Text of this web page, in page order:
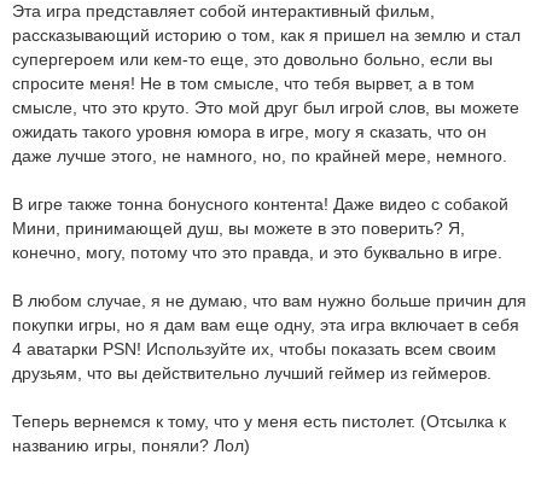
Эта игра представляет собой интерактивный фильм,
рассказывающий историю о том, как я пришел на землю и стал
супергероем или кем-то еще, это довольно больно, если вы
спросите меня! Не в том смысле, что тебя вырвет, а в том
смысле, что это круто. Это мой друг был игрой слов, вы можете
ожидать такого уровня юмора в игре, могу я сказать, что он
даже лучше этого, не намного, но, по крайней мере, немного.
В игре также тонна бонусного контента! Даже видео с собакой
Мини, принимающей душ, вы можете в это поверить? Я,
конечно, могу, потому что это правда, и это буквально в игре.
В любом случае, я не думаю, что вам нужно больше причин для
покупки игры, но я дам вам еще одну, эта игра включает в себя
4 аватарки PSN! Используйте их, чтобы показать всем своим
друзьям, что вы действительно лучший геймер из геймеров.
Теперь вернемся к тому, что у меня есть пистолет. (Отсылка к
названию игры, поняли? Лол)